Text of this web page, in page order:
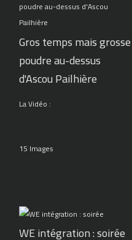
Gros temps mais grosse
poudre au-dessus
d'Ascou Pailhière
La Vidéo :
15 Images
WE intégration : soirée